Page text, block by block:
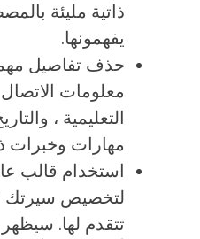
ذاتية مليئة
يفهمونها.
حذف تفاصيل
معلومات
التعليمية ،
مهارات وخبرات
استخدام قالب
لتخصيص سيرتك
تتقدم لها.